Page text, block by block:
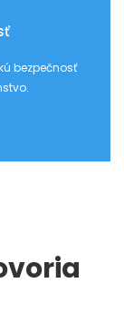
bezpečnosť